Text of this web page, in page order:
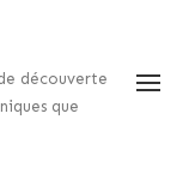
découverte
que